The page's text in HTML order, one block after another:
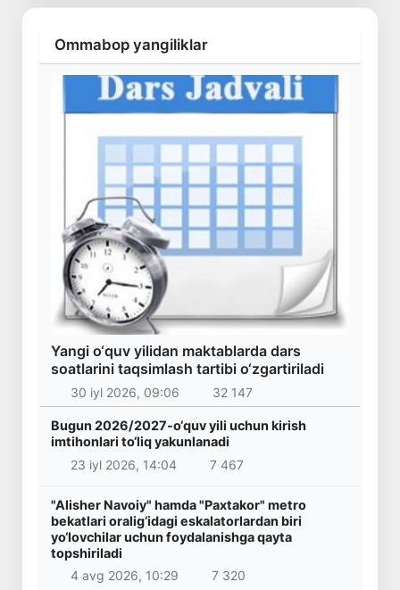
Ommabop yangiliklar
Yangi o‘quv yilidan maktablarda dars
soatlarini taqsimlash tartibi o‘zgartiriladi
30 iyl 2026, 09:06 32 147
Bugun 2026/2027-o‘quv yili uchun kirish
imtihonlari to‘liq yakunlanadi
23 iyl 2026, 14:04
7 467
"Alisher Navoiy" hamda "Paxtakor" metro
bekatlari oralig‘idagi eskalatorlardan biri
yo‘lovchilar uchun foydalanishga qayta
topshiriladi
4 avg 2026, 10:29
7 320